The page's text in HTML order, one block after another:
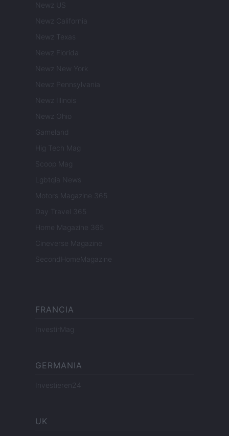
Newz US
Newz California
Newz Texas
Newz Florida
Newz New York
Newz Pennsylvania
Newz Illinois
Newz Ohio
Gameland
Hig Tech Mag
Scoop Mag
Lgbtqia News
Motors Magazine 365
Day Travel 365
Home Magazine 365
Cineverse Magazine
SecondHomeMagazine
FRANCIA
InvestirMag
GERMANIA
Investieren24
UK